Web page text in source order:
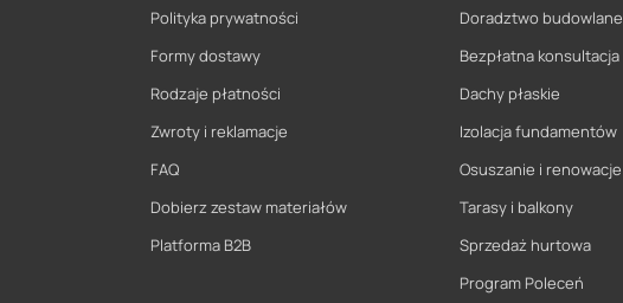
Polityka prywatności
Formy dostawy
Rodzaje płatności
Zwroty i reklamacje
FAQ
Dobierz zestaw materiałów
Platforma B2B
Doradztwo budowlane
Bezpłatna konsultacja
Dachy płaskie
Izolacja fundamentów
Osuszanie i renowacje
Tarasy i balkony
Sprzedaż hurtowa
Program Poleceń